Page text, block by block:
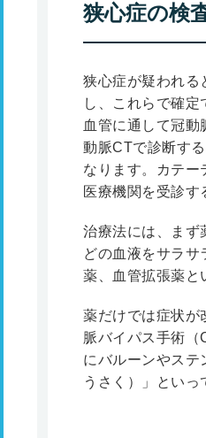
狭心症の検
狭心症が疑われる
し、これらで確
血管に通して冠
動脈CTで診断す
なります。カテー
医療機関を受診す
治療法には、まず
どの血液をサラ
薬、血管拡張薬と
薬だけでは症状が
脈バイパス手術
にバルーンやステ
うさく）」とい